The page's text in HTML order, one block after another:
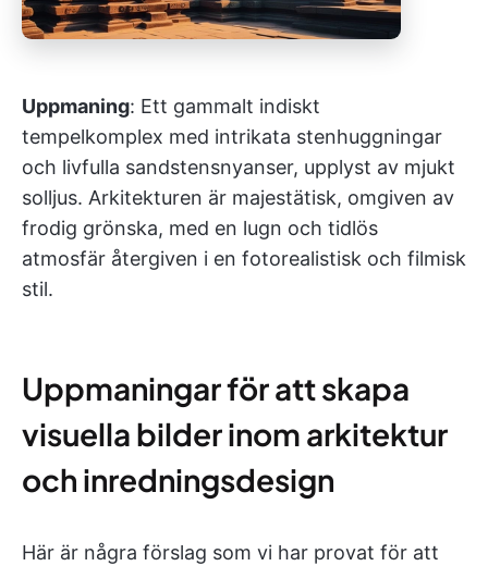
Uppmaning: Ett gammalt indiskt
tempelkomplex med intrikata stenhuggningar
och livfulla sandstensnyanser, upplyst av mjukt
solljus. Arkitekturen är majestätisk, omgiven av
frodig grönska, med en lugn och tidlös
atmosfär återgiven i en fotorealistisk och filmisk
stil.
Uppmaningar för att skapa
visuella bilder inom arkitektur
och inredningsdesign
Här är några förslag som vi har provat för att